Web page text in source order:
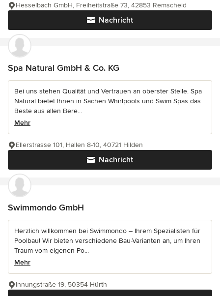
Nachricht
Hesselbach GmbH, Freiheitstraße 73, 42853 Remscheid
Spa Natural GmbH & Co. KG
Bei uns stehen Qualität und Vertrauen an oberster Stelle. Spa
Natural bietet Ihnen in Sachen Whirlpools und Swim Spas das
Beste aus allen Bere...
Mehr
Nachricht
Ellerstrasse 101, Hallen 8-10, 40721 Hilden
Swimmondo GmbH
Herzlich willkommen bei Swimmondo – Ihrem Spezialisten für
Poolbau! Wir bieten verschiedene Bau-Varianten an, um Ihren
Traum vom eigenen Po...
Mehr
Innungstraße 19, 50354 Hürth